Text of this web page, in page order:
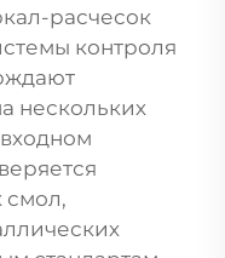
расчесок
контроля
нескольких
смол,